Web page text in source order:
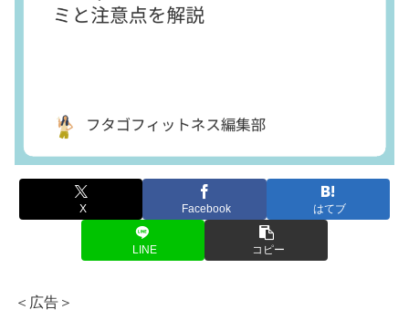
X Facebook はてブ
LINE コピー
＜広告＞